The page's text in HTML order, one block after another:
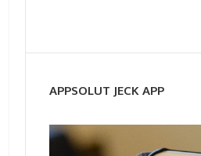
APPSOLUT JECK APP